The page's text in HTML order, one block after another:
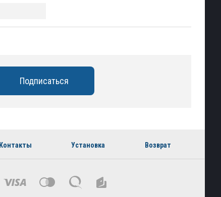
Контакты Установка Возврат